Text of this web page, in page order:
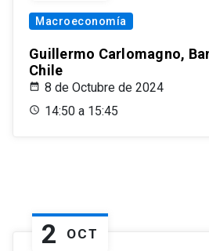
Macroeconomía
Guillermo Carlomagno,
Chile
8 de Octubre de 2024
14:50 a 15:45
2 OCT